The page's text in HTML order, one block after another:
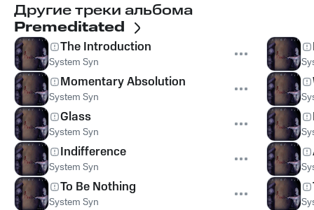
Другие треки альбома
Premeditated
The Introduction
System Syn
Momentary Absolution
System Syn
Glass
System Syn
Indifference
System Syn
To Be Nothing
System Syn